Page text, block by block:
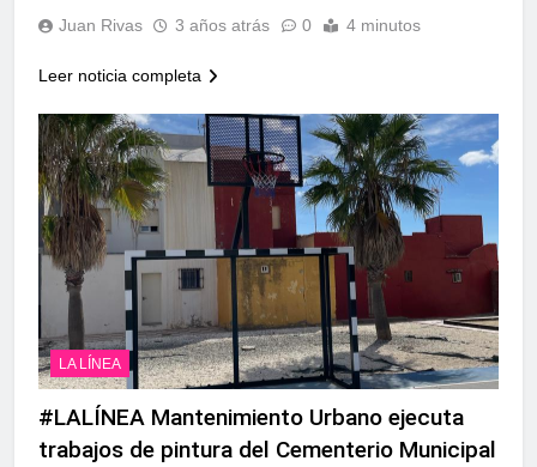
Juan Rivas 3 años atrás 0 4 minutos
Leer noticia completa
LA LÍNEA
#LALÍNEA Mantenimiento Urbano ejecuta
trabajos de pintura del Cementerio Municipal